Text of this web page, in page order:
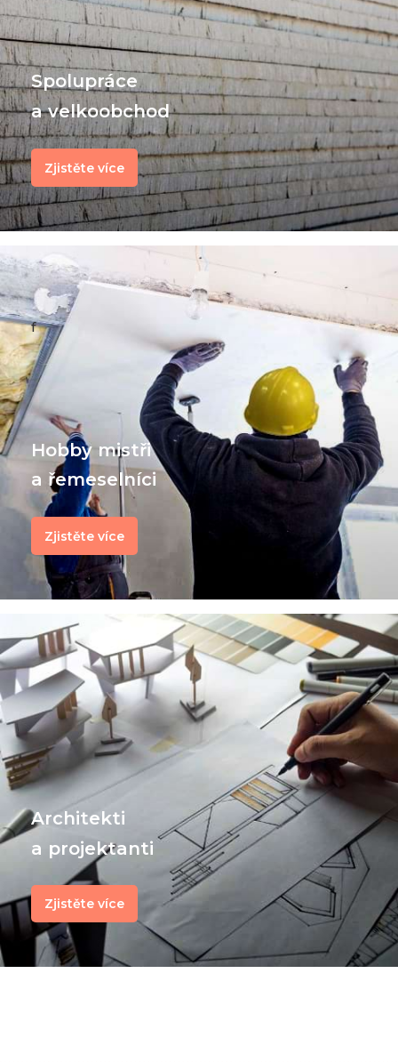
Spolupráce
a velkoobchod
Zjistěte více
f
Hobby mistři
a řemeselníci
Zjistěte více
Architekti
a projektanti
Zjistěte více